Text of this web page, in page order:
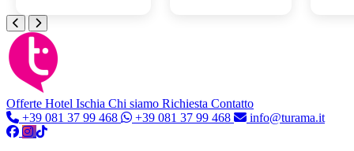
Offerte Hotel Ischia Chi siamo Richiesta Contatto
+39 081 37 99 468
+39 081 37 99 468 info@turama.it